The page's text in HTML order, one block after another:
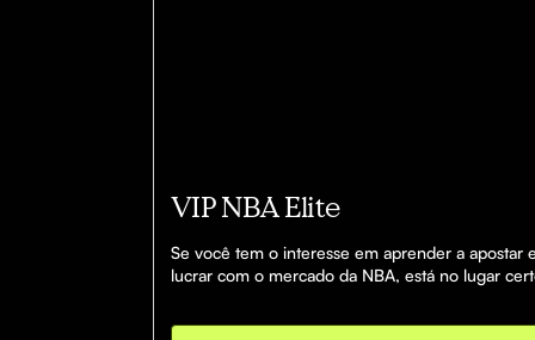
VIP NBA Elite
Se você tem o interesse em aprender a apostar
lucrar com o mercado da NBA, está no lugar